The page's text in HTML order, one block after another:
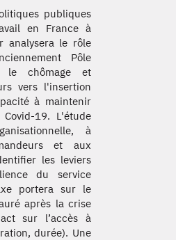
publiques
en France à
analysera le rôle
Pôle
chômage et
vers l'insertion
à maintenir
19. L'étude
à
et aux
les leviers
du service
portera sur le
après la crise
sur l’accès à
durée). Une